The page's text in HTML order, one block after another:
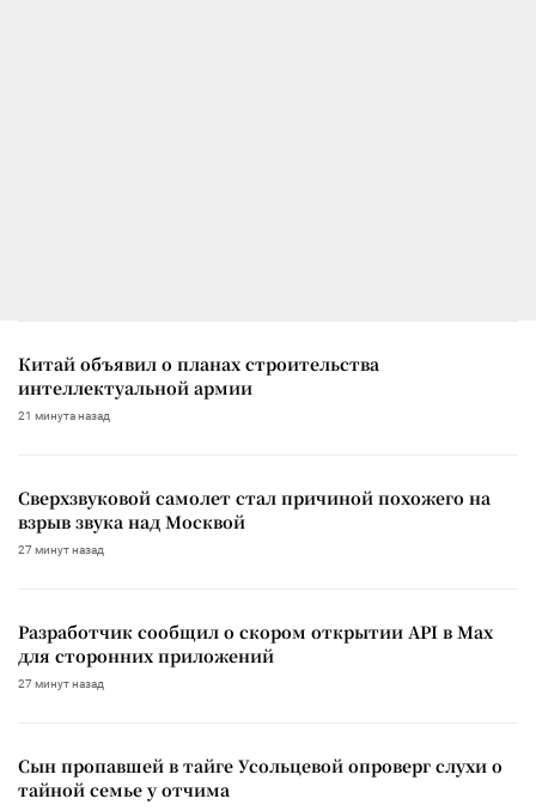
Китай объявил о планах строительства
интеллектуальной армии
21 минута назад
Сверхзвуковой самолет стал причиной похожего на
взрыв звука над Москвой
27 минут назад
Разработчик сообщил о скором открытии API в Max
для сторонних приложений
27 минут назад
Сын пропавшей в тайге Усольцевой опроверг слухи о
тайной семье у отчима